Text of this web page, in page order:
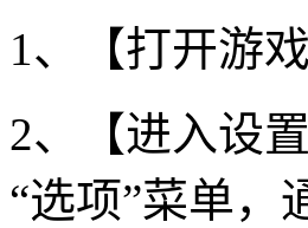
1、【打开游
2、【进入设
“选项”菜单，